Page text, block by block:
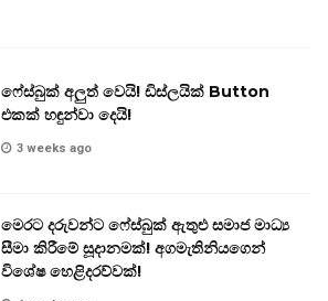
ෆේස්බුක් අලුත් වෙයි! ඩිස්ලයික් Button
එකක් හඳුන්වා දෙයි!
3 weeks ago
මෙරට දරුවන්ට ෆේස්බුක් ඇතුළු සමාජ මාධ්‍ය
සීමා කිරීමේ සූදානමක්! අගමැතිනියගෙන්
විශේෂ හෙළිදරව්වක්!